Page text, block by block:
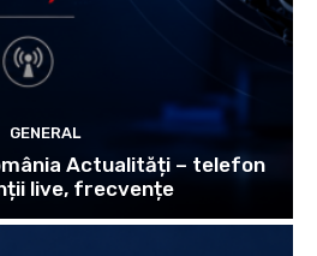
GENERAL
Actualități – telefon
live, frecvențe